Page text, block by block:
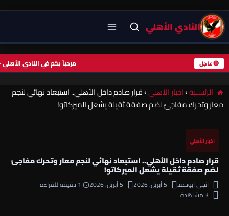
النادي الأهلي
🔴 عاجل مرحباً بكم في النادي
الرئيسية›اخبار الأهلي›قرار صادم داخل الأهلي.. استبعاد نهائي لنجم
معار وتحرك مفاجئ لضم صفقة ثقيلة يشعل الميركاتو!
اخبار الأهلي
قرار صادم داخل الأهلي.. استبعاد نهائي لنجم معار وتحرك مفاجئ
لضم صفقة ثقيلة يشعل الميركاتو!
انجي ابوحمد 5 أبريل، 2026 5 أبريل، 2026
1 دقيقة للقراءة
3 مشاهدة